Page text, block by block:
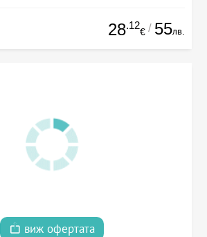
28.12
€ / 55лв.
виж офертата